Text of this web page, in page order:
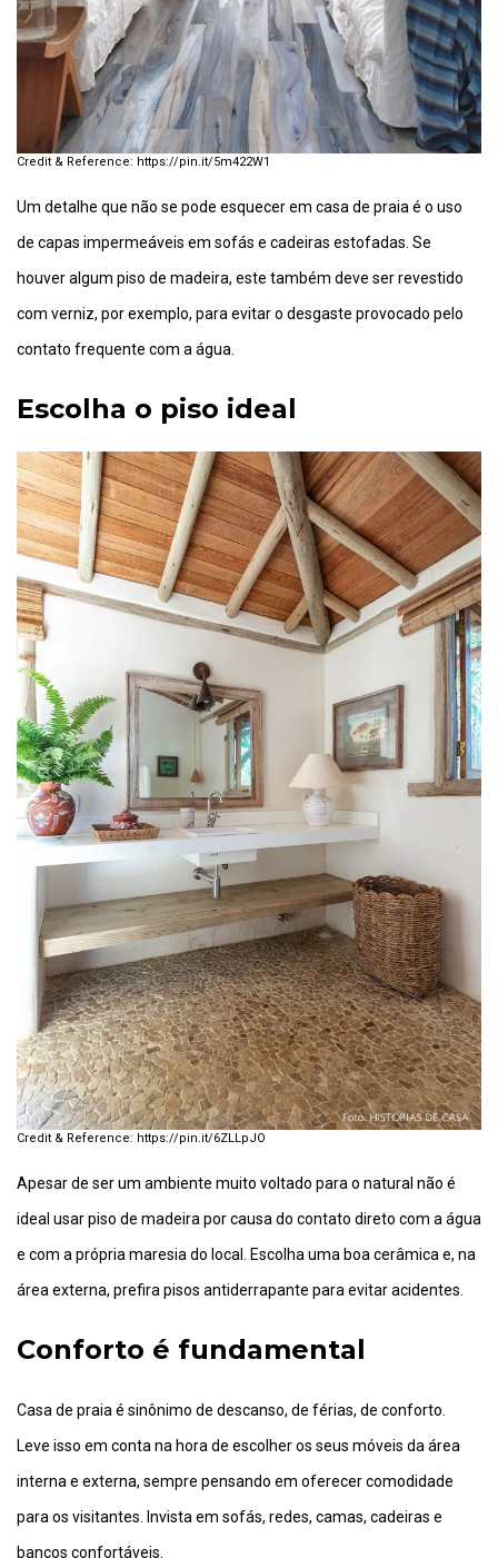
https://pin.it/5m422W1
Um detalhe que não se pode esquecer em casa de praia é o uso
de capas impermeáveis em sofás e cadeiras estofadas. Se
houver algum piso de madeira, este também deve ser revestido
com verniz, por exemplo, para evitar o desgaste provocado pelo
contato frequente com a água.
Escolha o piso ideal
https://pin.it/6ZLLpJO
Apesar de ser um ambiente muito voltado para o natural não é
ideal usar piso de madeira por causa do contato direto com a água
e com a própria maresia do local. Escolha uma boa cerâmica e, na
área externa, prefira pisos antiderrapante para evitar acidentes.
Conforto é fundamental
Casa de praia é sinônimo de descanso, de férias, de conforto.
Leve isso em conta na hora de escolher os seus móveis da área
interna e externa, sempre pensando em oferecer comodidade
para os visitantes. Invista em sofás, redes, camas, cadeiras e
bancos confortáveis.